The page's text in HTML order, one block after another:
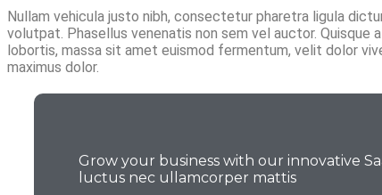
Nullam vehicula justo nibh, consectetur pharetra ligula
volutpat. Phasellus venenatis non sem vel auctor.
lobortis, massa sit amet euismod fermentum, velit dolor
maximus dolor.
Grow your business with our innovative
luctus nec ullamcorper mattis